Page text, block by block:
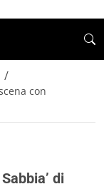
/
con
di